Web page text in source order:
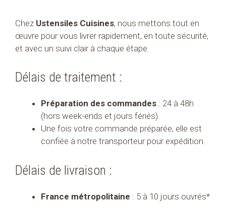
Chez Ustensiles Cuisines, nous mettons tout en
œuvre pour vous livrer rapidement, en toute sécurité,
et avec un suivi clair à chaque étape.
Délais de traitement :
Préparation des commandes : 24 à 48h
(hors week-ends et jours fériés).
Une fois votre commande préparée, elle est
confiée à notre transporteur pour expédition.
Délais de livraison :
France métropolitaine : 5 à 10 jours ouvrés*